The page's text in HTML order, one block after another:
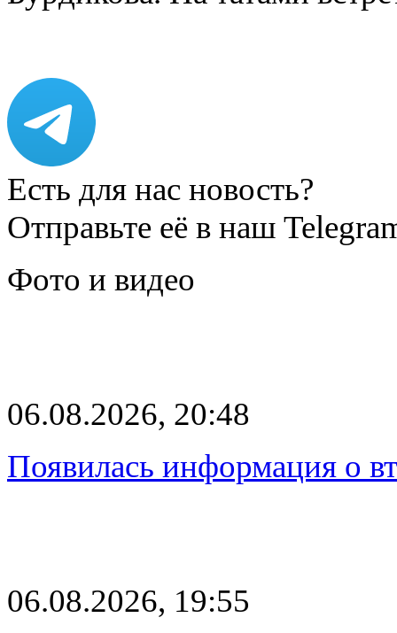
Есть для нас новость?
Отправьте её в наш
Фото и видео
06.08.2026, 20:48
Появилась информация о
06.08.2026, 19:55